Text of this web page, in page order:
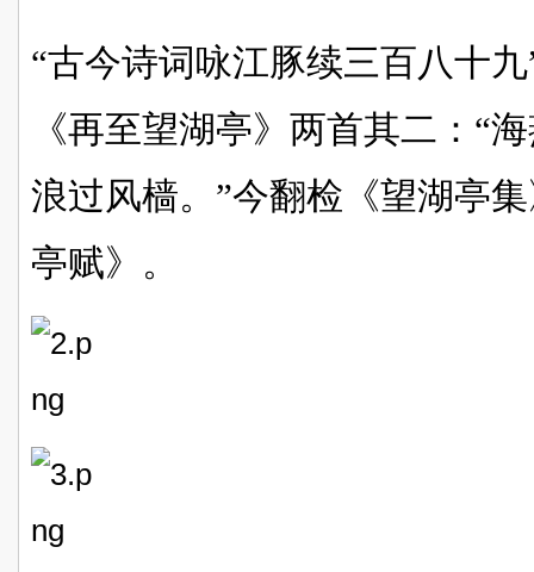
“古今诗词咏江豚续三百八十
《再至望湖亭》两首其二：“
浪过风樯。”今翻检《望湖亭
亭赋》。